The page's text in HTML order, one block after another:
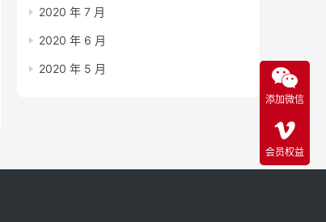
2020 年 7 月
2020 年 6 月
2020 年 5 月
添加微信
会员权益